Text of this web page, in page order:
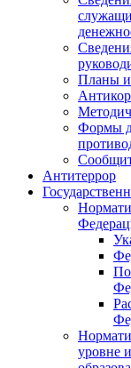
Планы и
Формы
Антитеррор
уровне